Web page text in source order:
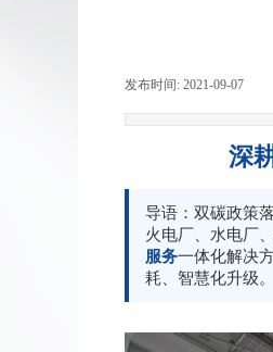
发布时间: 2021-09-07
深
导语：双碳政策
火电厂、水电厂
服务一体化解决
耗、智慧化升级。